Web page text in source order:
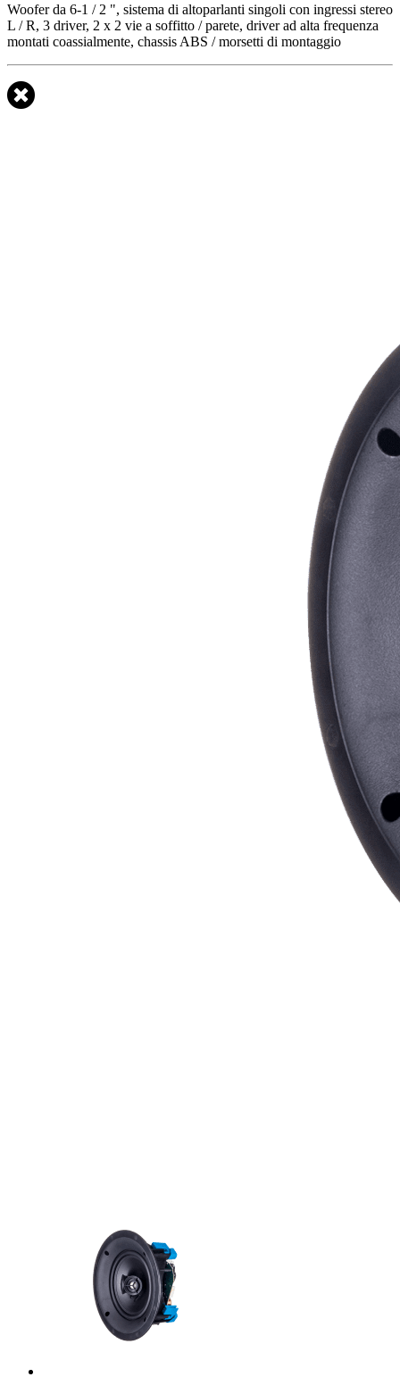
Woofer da 6-1 / 2 ", sistema di altoparlanti singoli con ingressi stereo
L / R, 3 driver, 2 x 2 vie a soffitto / parete, driver ad alta frequenza
montati coassialmente, chassis ABS / morsetti di montaggio